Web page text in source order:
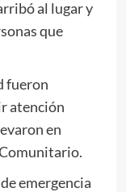
al lugar y
que
fueron
atención
en
emergencia